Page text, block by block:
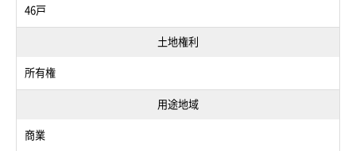
46戸
土地権利
所有権
用途地域
商業